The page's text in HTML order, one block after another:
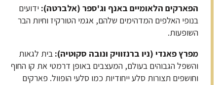
הפארקים הלאומיים באנף וג'ספר (אלברטה): ידועים
בנופי האלפים המדהימים שלהם, אגמי הטורקיז וחיות הבר
השופעות.
מפרץ פאנדי (ניו ברנזוויק ונובה סקוטיה): בית לגאות
והשפל הגבוהים בעולם, המעצבים באופן דרמטי את קו החוף
וחושפים תצורות סלע ייחודיות כמו סלעי הופוול. פארקים